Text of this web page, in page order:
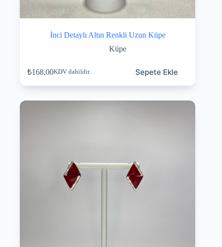
İnci Detaylı Altın Renkli Uzun Küpe
Küpe
₺168,00KDV dahildir. Sepete Ekle